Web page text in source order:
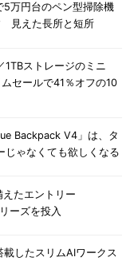
5万円台のペン型掃除機
見えた長所と短所
1TBストレージのミニ
セールで41％オフの10
Backpack V4」は、タ
ゃなくても欲しくなる
たエントリー
ーズを投入
したスリムAIワークス